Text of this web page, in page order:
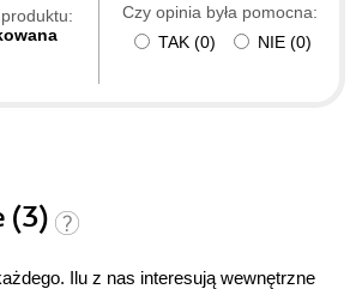
Czy opinia była pomocna:
TAK (0) NIE (0)
(3)
Ilu z nas interesują wewnętrzne